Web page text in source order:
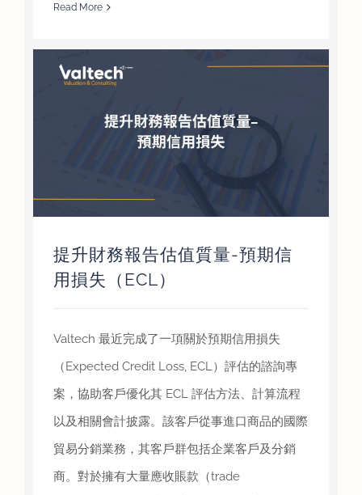
Read More
提升財務報告估值質量-預期信
用損失（ECL）
Valtech 最近完成了一項關於預期信用損失
（Expected Credit Loss, ECL）評估的諮詢專
案，協助客戶優化其 ECL 評估方法、計算流程
以及相關會計披露。該客戶從事進口商品的國際
貿易分銷業務，其客戶群包括企業客戶及分銷
商。對於擁有大量應收賬款（trade